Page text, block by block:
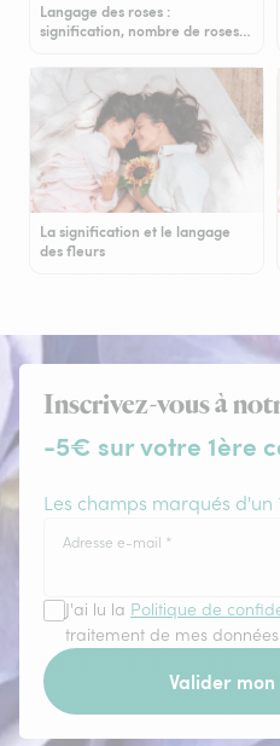
Langage des roses :
signification, nombre de roses…
La signification et le langage
des fleurs
Inscrivez-vous à
-5€ sur votre 1ère
Les champs marqués
Adresse e-mail *
J'ai lu la Politique de
traitement de mes
Valider